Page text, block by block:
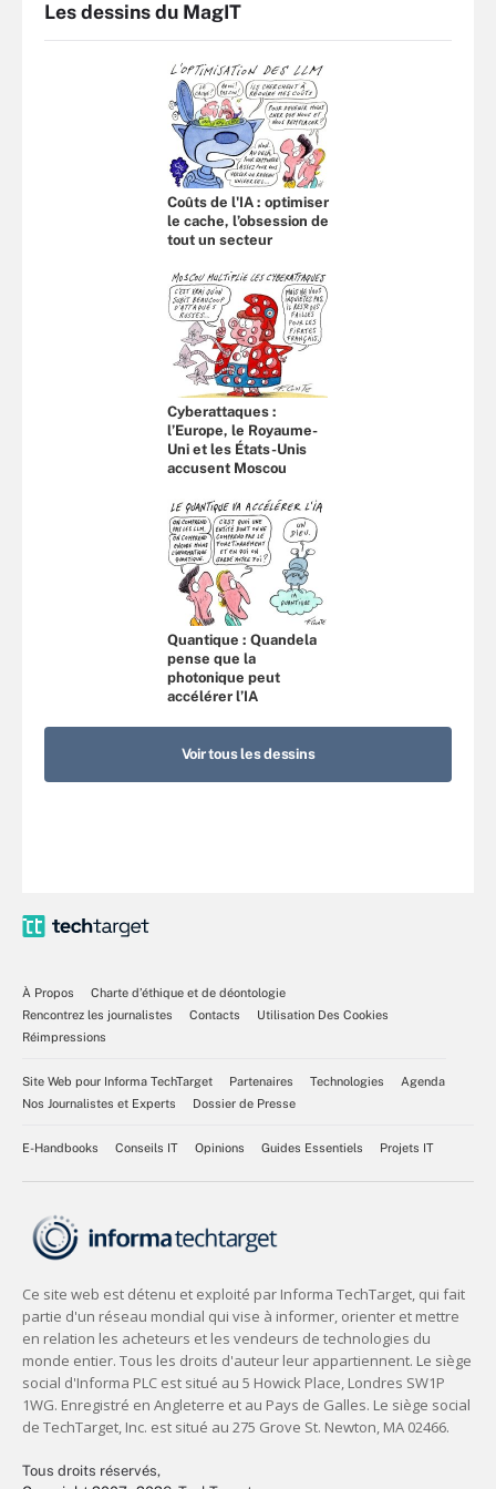
Les dessins du MagIT
Coûts de l'IA : optimiser
le cache, l’obsession de
tout un secteur
Cyberattaques :
l’Europe, le Royaume-
Uni et les États-Unis
accusent Moscou
Quantique : Quandela
pense que la
photonique peut
accélérer l’IA
Voir tous les dessins
À Propos
Charte d’éthique et de déontologie
Rencontrez les journalistes
Contacts
Utilisation Des Cookies
Réimpressions
Site Web pour Informa TechTarget Partenaires Technologies
Agenda
Nos Journalistes et Experts
Dossier de Presse
E-Handbooks Conseils IT Opinions Guides Essentiels Projets IT
Tous droits réservés,